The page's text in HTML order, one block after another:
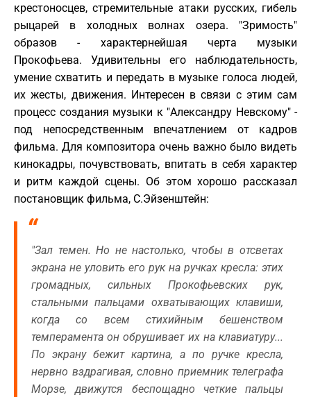
крестоносцев, стремительные атаки русских, гибель
рыцарей в холодных волнах озера. "Зримость"
образов - характернейшая черта музыки
Прокофьева. Удивительны его наблюдательность,
умение схватить и передать в музыке голоса людей,
их жесты, движения. Интересен в связи с этим сам
процесс создания музыки к "Александру Невскому" -
под непосредственным впечатлением от кадров
фильма. Для композитора очень важно было видеть
кинокадры, почувствовать, впитать в себя характер
и ритм каждой сцены. Об этом хорошо рассказал
постановщик фильма, С.Эйзенштейн:
"Зал темен. Но не настолько, чтобы в отсветах
экрана не уловить его рук на ручках кресла: этих
громадных, сильных Прокофьевских рук,
стальными пальцами охватывающих клавиши,
когда со всем стихийным бешенством
темперамента он обрушивает их на клавиатуру...
По экрану бежит картина, а по ручке кресла,
нервно вздрагивая, словно приемник телеграфа
Морзе, движутся беспощадно четкие пальцы